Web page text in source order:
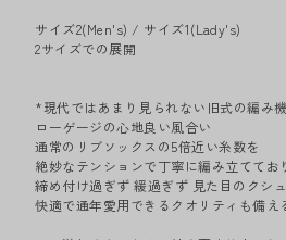
サイズ2(Men's) / サイズ1(Lady's)
2サイズでの展開
*現代ではあまり見られない旧式の編み
ローゲージの心地良い風合い
通常のリブソックスの5倍近い糸数を
絶妙なテンションで丁寧に編み立ててお
締め付け過ぎず 緩過ぎず 見た目のクシ
快適で通年愛用できるクオリティも備え